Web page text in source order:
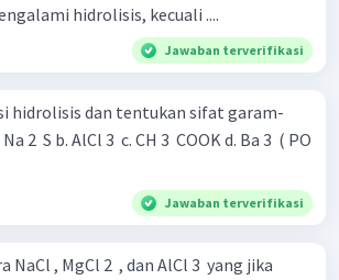
hidrolisis, kecuali ....
Jawaban terverifikasi
hidrolisis dan tentukan sifat garam-
Jawaban terverifikasi
NaCl , MgCl 2 ​ , dan AlCl 3 ​ yang jika